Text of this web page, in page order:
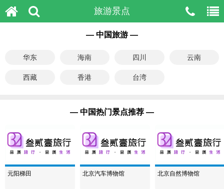
旅游景点
— 中国旅游 —
华东 海南 四川 云南
西藏 香港 台湾
— 中国热门景点推荐 —
元阳梯田 北京汽车博物馆 北京自然博物馆